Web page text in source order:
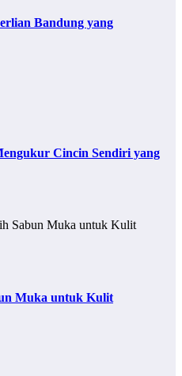
Bandung yang
Cincin Sendiri yang
Muka untuk Kulit